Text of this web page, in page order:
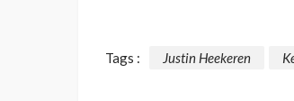
Tags : Justin Heekeren